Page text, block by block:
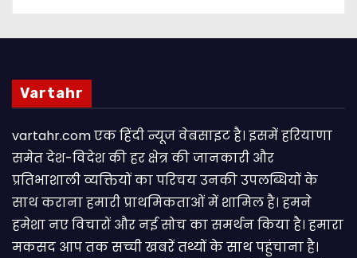
Vartahr
vartahr.com एक हिंदी न्यूज वेबसाइट है। इसमें हरियाणा
समेत देश-विदेश की हर क्षेत्र की जानकारी और
प्रतिभाशाली व्यक्तियों का परिचय उनकी उपलब्धियों के
साथ कराना हमारी प्राथमिकताओं में शामिल है। हमने
हमेशा नए विचारों और नई सोच का समर्थन किया है। हमारा
मकसद आप तक सच्ची खबरें तथ्यों के साथ पहुंचाना है।